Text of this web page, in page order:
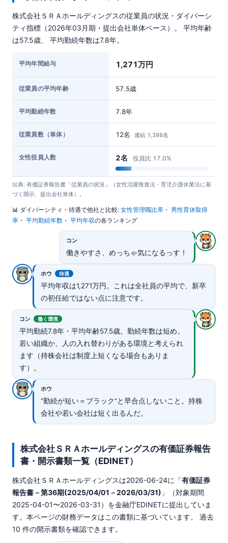
株式会社ＳＲＡホールディングスの従業員の状況・ダイバーシ
ティ指標（2026年03月期・提出会社単体ベース）。 平均年齢
は57.5歳、 平均勤続年数は7.8年。
平均年間給与 1,271万円
従業員の平均年齢 57.5歳
平均勤続年数 7.8年
従業員数（単体） 12名 連結 1,398名
女性役員人数 2名 役員比 17.0%
出典: 有価証券報告書「従業員の状況」（女性活躍推進法・育児介護休業法に基
づく開示、提出会社単体）。
📊 ダイバーシティ・待遇で他社と比較: 女性管理職比率 ・ 男性育休取得
率 ・ 平均勤続年数 ・ 平均年収の各ランキング
コン
働きやすさ、めっちゃ気になるっす！
ホウ 待遇
平均年収は1,271万円。これは全社員の平均で、新卒
の初任給ではない点に注意です。
コン 働く環境
平均勤続7.8年・平均年齢57.5歳。勤続年数は短め。
若い組織か、人の入れ替わりがある環境と考えられ
ます（持株会社は制度上短くなる場合もありま
す）。
ホウ
“勤続が短い＝ブラック”と早合点しないこと。持株
会社や若い会社は短く出るんだ。
株式会社ＳＲＡホールディングスの有価証券報告
書・開示書類一覧（EDINET）
株式会社ＳＲＡホールディングスは2026-06-24に「有価証券
報告書－第36期(2025/04/01－2026/03/31) 」（対象期間
2025-04-01〜2026-03-31）を金融庁EDINETに提出していま
す。本ページの財務データはこの書類に基づいています。 過去
10 件の開示書類を確認できます。